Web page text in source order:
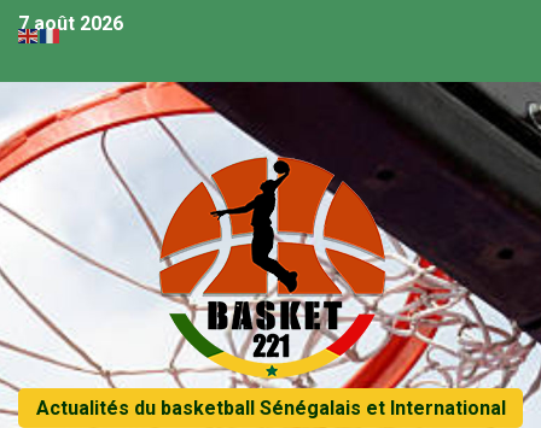
7 août 2026
Actualités du basketball Sénégalais et International